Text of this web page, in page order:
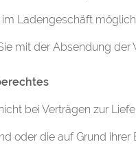
Ladengeschäft
mit der Absendung
bei Verträgen zur
oder die auf Grund